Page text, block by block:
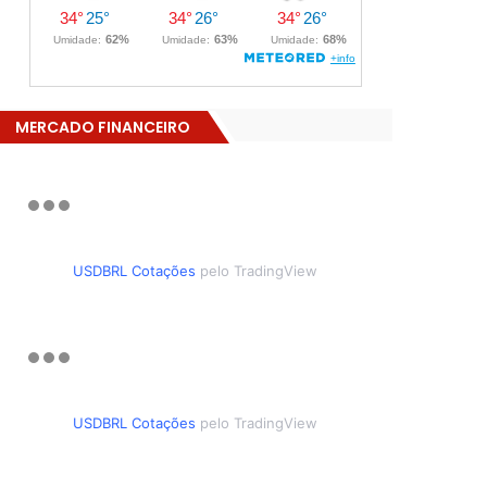
MERCADO FINANCEIRO
USDBRL Cotações pelo TradingView
USDBRL Cotações pelo TradingView